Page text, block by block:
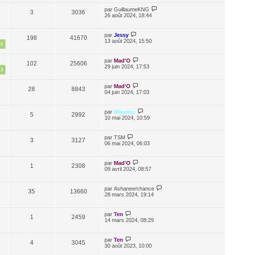
3 3036 par GuillaumeKNG
26 août 2024, 18:44
5
198 41670 par Jessy
13 août 2024, 15:50
3
102 25606 par Mad'O
29 juin 2024, 17:53
28 8843 par Mad'O
04 juin 2024, 17:03
5 2992 par Mikadoc
10 mai 2024, 10:59
3 3127 par TSM
06 mai 2024, 06:03
1 2308 par Mad'O
09 avril 2024, 08:57
35 13660 par Ashanee/chance
28 mars 2024, 19:14
1 2459 par Ten
14 mars 2024, 08:29
4 3045 par Ten
30 août 2023, 10:00